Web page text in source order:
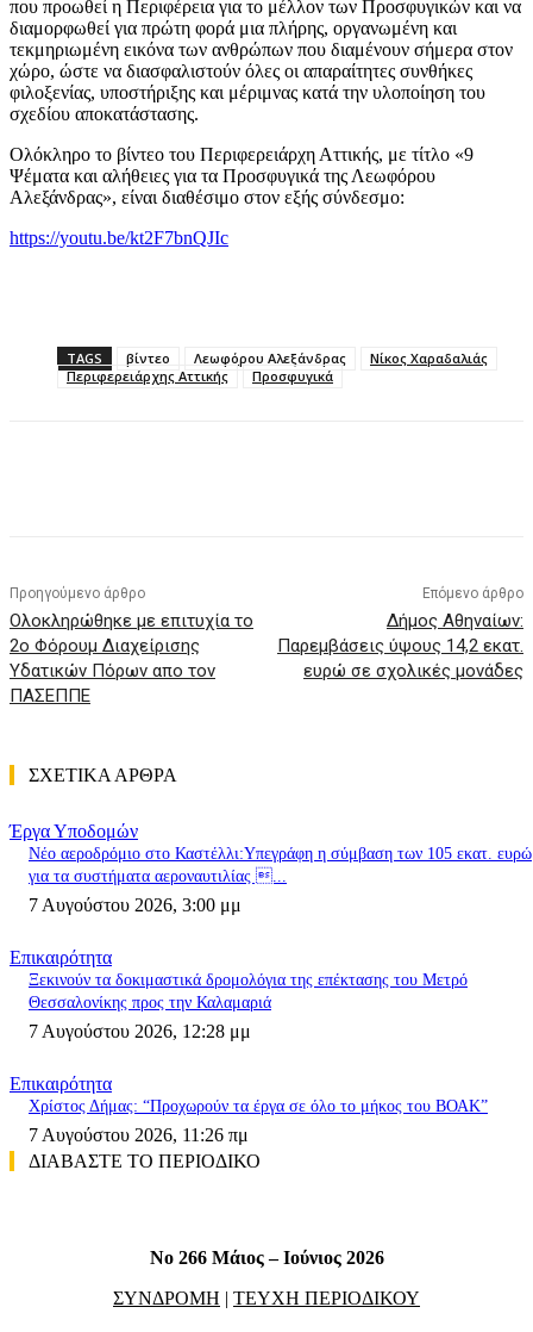
που προωθεί η Περιφέρεια για το μέλλον των Προσφυγικών και να
διαμορφωθεί για πρώτη φορά μια πλήρης, οργανωμένη και
τεκμηριωμένη εικόνα των ανθρώπων που διαμένουν σήμερα στον
χώρο, ώστε να διασφαλιστούν όλες οι απαραίτητες συνθήκες
φιλοξενίας, υποστήριξης και μέριμνας κατά την υλοποίηση του
σχεδίου αποκατάστασης.
Oλόκληρο το βίντεο του Περιφερειάρχη Αττικής, με τίτλο «9
Ψέματα και αλήθειες για τα Προσφυγικά της Λεωφόρου
Αλεξάνδρας», είναι διαθέσιμο στον εξής σύνδεσμο:
https://youtu.be/kt2F7bnQJIc
TAGS βίντεο Λεωφόρου Αλεξάνδρας
Νίκος Χαραδαλιάς
Περιφερειάρχης Αττικής
Προσφυγικά
Προηγούμενο άρθρο
Oλοκληρώθηκε με επιτυχία το
2ο Φόρουμ Διαχείρισης
Υδατικών Πόρων απο τον
ΠΑΣΕΠΠΕ
Επόμενο άρθρο
Δήμος Αθηναίων:
Παρεμβάσεις ύψους 14,2 εκατ.
ευρώ σε σχολικές μονάδες
ΣΧΕΤΙΚΑ ΑΡΘΡΑ
Έργα Υποδομών
Nέο αεροδρόμιο στο Καστέλλι:Υπεγράφη η σύμβαση των 105 εκατ. ευρώ
για τα συστήματα αεροναυτιλίας ...
7 Αυγούστου 2026, 3:00 μμ
Επικαιρότητα
Ξεκινούν τα δοκιμαστικά δρομολόγια της επέκτασης του Μετρό
Θεσσαλονίκης προς την Καλαμαριά
7 Αυγούστου 2026, 12:28 μμ
Επικαιρότητα
Χρίστος Δήμας: “Προχωρούν τα έργα σε όλο το μήκος του ΒΟΑΚ”
7 Αυγούστου 2026, 11:26 πμ
ΔΙΑΒΑΣΤΕ ΤΟ ΠΕΡΙΟΔΙΚΟ
No 266 Μάιος – Ιούνιος 2026
ΣΥΝΔΡΟΜΗ | ΤΕΥΧΗ ΠΕΡΙΟΔΙΚΟΥ